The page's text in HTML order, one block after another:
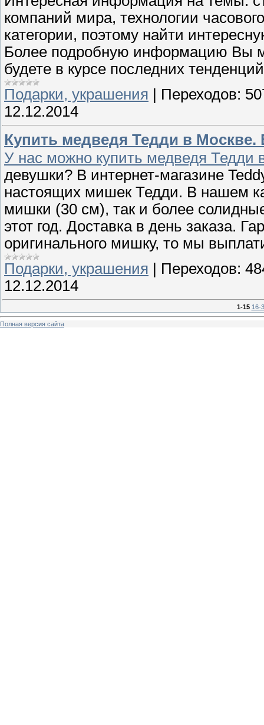
компаний мира, технологии
категории, поэтому найти
Более подробную информацию Вы
будете в курсе последних
Подарки, украшения
Переходов:
12.12.2014
Купить медведя Тедди в Москве.
У нас можно купить медведя Тедди
девушки? В интернет-магазине
настоящих мишек Тедди. В нашем
мишки (30 см), так и более
этот год. Доставка в день заказа.
оригинального мишку, то мы
Подарки, украшения | Переходов:
12.12.2014
1-15 16-
Полная версия сайта